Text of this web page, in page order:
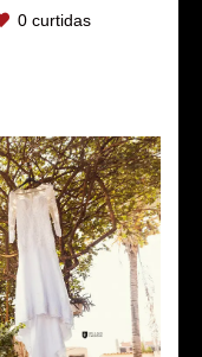
0 curtidas